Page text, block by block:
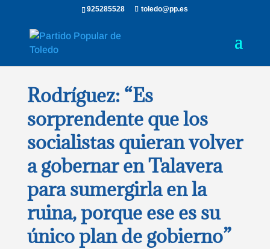
925285528 toledo@pp.es
Rodríguez: “Es
sorprendente que los
socialistas quieran volver
a gobernar en Talavera
para sumergirla en la
ruina, porque ese es su
único plan de gobierno”